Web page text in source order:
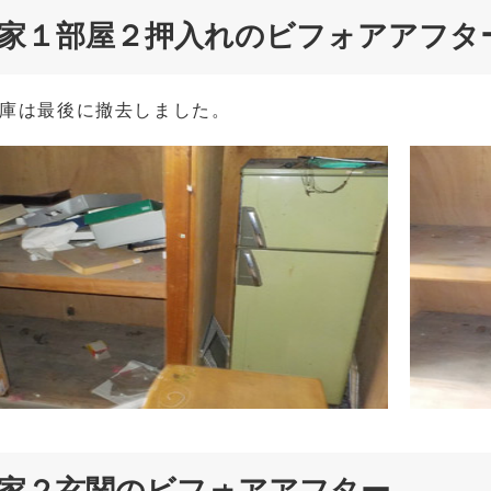
１部屋２押入れのビフォアアフタ
は最後に撤去しました。